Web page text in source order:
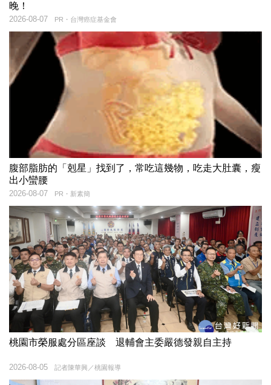
晚！
PR・台灣癌症基金會
2026-08-07
腹部脂肪的「剋星」找到了，常吃這幾物，吃走大肚囊，瘦
出小蠻腰
PR・新素簡
2026-08-07
桃園市榮服處分區座談 退輔會主委嚴德發親自主持
記者陳華興／桃園報導
2026-08-05